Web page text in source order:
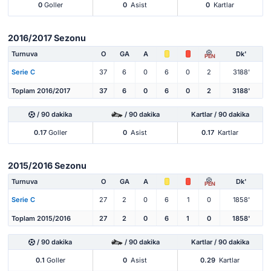
0Goller 0 Asist 0 Kartlar
2016/2017 Sezonu
Turnuva O GA A PEN Dk'
Serie C 37 6 0 6 0 2 3188'
Toplam 2016/2017 37 6 0 6 0 2 3188'
/ 90 dakika / 90 dakika Kartlar / 90 dakika
0.17Goller 0 Asist 0.17 Kartlar
2015/2016 Sezonu
Turnuva O GA A PEN Dk'
Serie C 27 2 0 6 1 0 1858'
Toplam 2015/2016 27 2 0 6 1 0 1858'
/ 90 dakika / 90 dakika Kartlar / 90 dakika
0.1 Goller 0 Asist 0.29 Kartlar